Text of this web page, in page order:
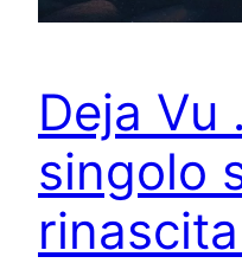
Deja
singolo